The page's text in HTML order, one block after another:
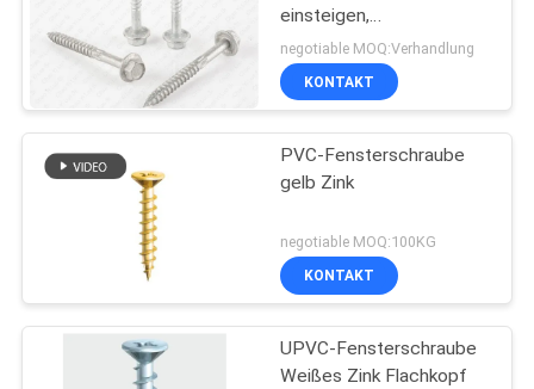
UNS
VERBINDUNG
NACHRICHTEN
FORDERN
SIE EIN
Selbst die Bohrung
Schrauben
Selbst klopfen
Schrauben
einsteigen,
selbsteinfädelnde
Maschinen-Schrauben
negotiable MOQ:Verhandlung
KONTAKT
PVC-Fensterschraube
gelb Zink
negotiable MOQ:100KG
KONTAKT
UPVC-Fensterschraube
Weißes Zink Flachkopf